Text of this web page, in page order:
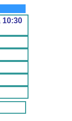
10:30